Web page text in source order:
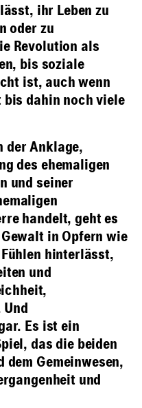
ihr Leben zu
oder zu
Revolution als
bis soziale
ist, auch wenn
dahin noch viele
der Anklage,
des ehemaligen
und seiner
handelt, geht es
in Opfern wie
hinterlässt,
und
Es ist ein
das die beiden
Gemeinwesen,
und